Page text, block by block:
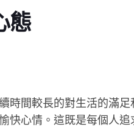
態
時間較長的對生活的滿
快心情。這既是每個人